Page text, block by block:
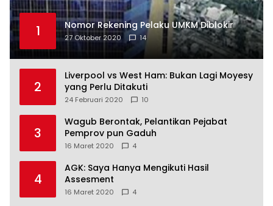
1 Nomor Rekening Pelaku UMKM Diblokir
27 Oktober 2020 14
2
Liverpool vs West Ham: Bukan Lagi Moyesy
yang Perlu Ditakuti
24 Februari 2020 10
3
Wagub Berontak, Pelantikan Pejabat
Pemprov pun Gaduh
16 Maret 2020 4
4
AGK: Saya Hanya Mengikuti Hasil
Assesment
16 Maret 2020 4